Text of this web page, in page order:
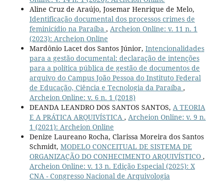
Aline Cruz de Araújo, Josemar Henrique de Melo,
Identificação documental dos processos crimes de
feminicídio na Paraíba , Archeion Online: v. 11 n. 1
(2023): Archeion Online
Mardônio Lacet dos Santos Júnior, Intencionalidades
para a gestão documental: declaração de intenções
para a política pública de gestão de documentos de
arquivo do Campus João Pessoa do Instituto Federal
de Educação, Ciência e Tecnologia da Paraíba ,
Archeion Online: v. 6 n. 1 (2018)
DEANDA LEANDRO DOS SANTOS SANTOS, A TEORIA
E A PRÁTICA ARQUIVÍSTICA , Archeion Online: v. 9 n.
1 (2021): Archeion Online
Denize Laureano Rocha, Clarissa Moreira dos Santos
Schmidt, MODELO CONCEITUAL DE SISTEMA DE
ORGANIZAÇÃO DO CONHECIMENTO ARQUIVÍSTICO ,
Archeion Online: v. 13 n. Edição Especial (2025): X
CNA - Congresso Nacional de Arquivologia